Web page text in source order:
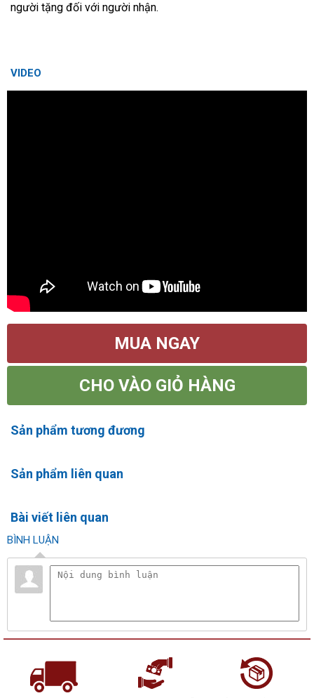
người tặng đối với người nhận.
VIDEO
MUA NGAY
CHO VÀO GIỎ HÀNG
Sản phẩm tương đương
Sản phẩm liên quan
Bài viết liên quan
BÌNH LUẬN